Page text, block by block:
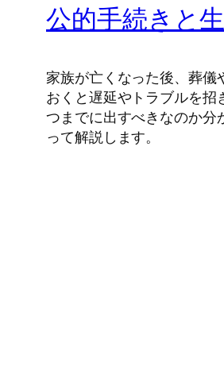
公的手続きと
家族が亡くなった後、葬
おくと遅延やトラブルを
つまでに出すべきなのか分
って解説します。